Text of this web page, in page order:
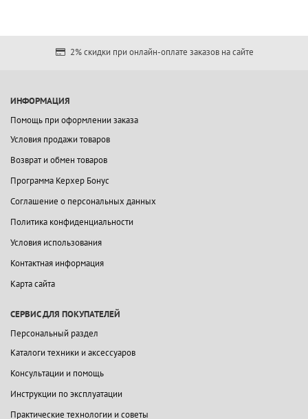
2% скидки при онлайн-оплате заказов на сайте
ИНФОРМАЦИЯ
Помощь при оформлении заказа
Условия продажи товаров
Возврат и обмен товаров
Программа Керхер Бонус
Соглашение о персональных данных
Политика конфиденциальности
Условия использования
Контактная информация
Карта сайта
СЕРВИС ДЛЯ ПОКУПАТЕЛЕЙ
Персональный раздел
Каталоги техники и аксессуаров
Консультации и помощь
Инструкции по эксплуатации
Практические технологии и советы